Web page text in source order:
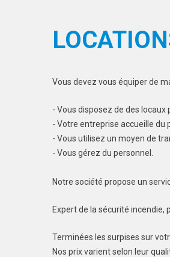
Vous devez vous équiper de
- Vous disposez de des locaux
- Votre entreprise accueille du
- Vous utilisez un moyen de
- Vous gérez du personnel.
Notre société propose un
Expert de la sécurité
Terminées les surpises sur
Nos prix varient selon leur